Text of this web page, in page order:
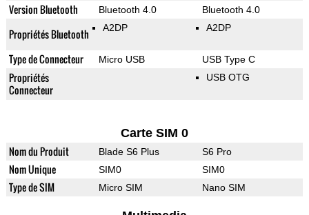
Version Bluetooth Bluetooth 4.0 Bluetooth 4.0
Propriétés Bluetooth A2DP A2DP
Type de Connecteur Micro USB USB Type C
Propriétés
Connecteur
USB OTG
Carte SIM 0
Nom du Produit Blade S6 Plus S6 Pro
Nom Unique SIM0 SIM0
Type de SIM Micro SIM Nano SIM